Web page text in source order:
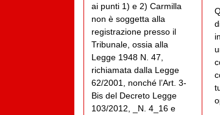
ai punti 1) e 2) Carmilla
non è soggetta alla
registrazione presso il
Tribunale, ossia alla
Legge 1948 N. 47,
richiamata dalla Legge
62/2001, nonché l’Art. 3-
Bis del Decreto Legge
103/2012, _N. 4_16 e